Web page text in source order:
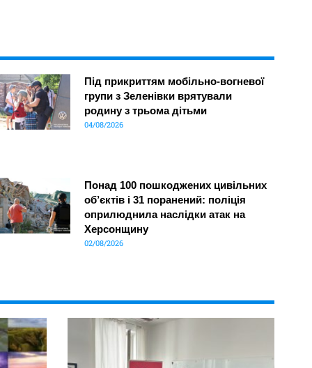
Під прикриттям мобільно-вогневої
групи з Зеленівки врятували
родину з трьома дітьми
04/08/2026
Понад 100 пошкоджених цивільних
об’єктів і 31 поранений: поліція
оприлюднила наслідки атак на
Херсонщину
02/08/2026